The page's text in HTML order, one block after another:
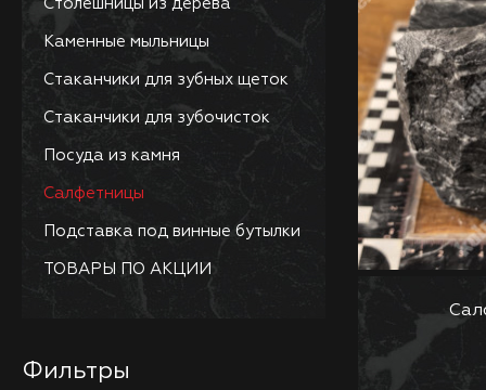
Столешницы из дерева
Каменные мыльницы
Стаканчики для зубных щеток
Стаканчики для зубочисток
Посуда из камня
Салфетницы
Подставка под винные бутылки
ТОВАРЫ ПО АКЦИИ
Фильтры